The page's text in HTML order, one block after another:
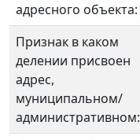
адресного объекта:
Признак в каком
делении присвоен
адрес,
муниципальном/
административном: